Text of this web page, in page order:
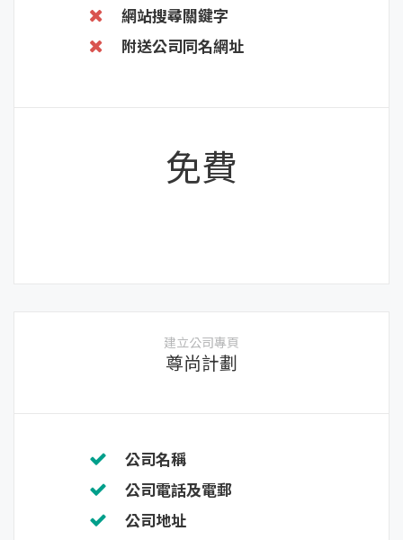
網站搜尋關鍵字
附送公司同名網址
免費
建立公司專頁
尊尚計劃
公司名稱
公司電話及電郵
公司地址